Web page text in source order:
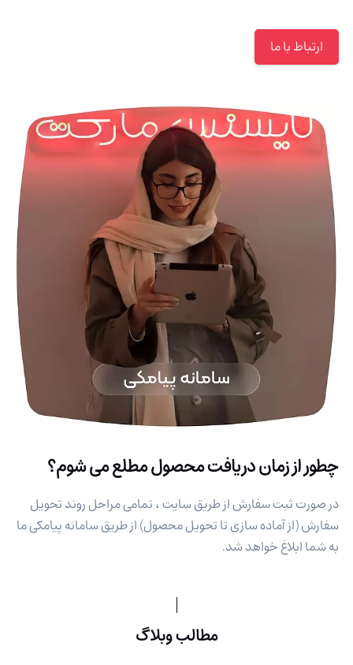
ارتباط با ما
چطور از زمان دریافت محصول مطلع می شوم؟
در صورت ثبت سفارش از طریق سایت ، تمامی مراحل روند تحویل
سفارش (از آماده سازی تا تحویل محصول) از طریق سامانه پیامکی ما
به شما ابلاغ خواهد شد.
مطالب وبلاگ